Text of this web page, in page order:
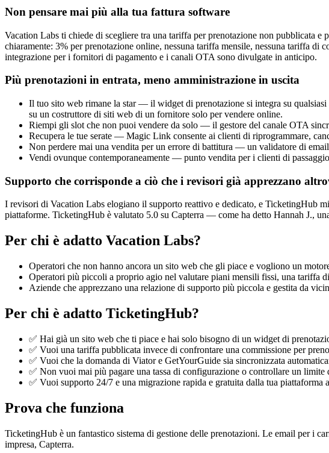
Non pensare mai più alla tua fattura software
Vacation Labs ti chiede di scegliere tra una tariffa per prenotazione non pubblicata
chiaramente: 3% per prenotazione online, nessuna tariffa mensile, nessuna tariffa
integrazione per i fornitori di pagamento e i canali OTA sono divulgate in anticipo.
Più prenotazioni in entrata, meno amministrazione in uscita
Il tuo sito web rimane la star — il widget di prenotazione si integra su
su un costruttore di siti web di un fornitore solo per vendere online.
Riempi gli slot che non puoi vendere da solo — il gestore del canale OTA
Recupera le tue serate — Magic Link consente ai clienti di riprogrammare,
Non perdere mai una vendita per un errore di battitura — un validatore di
Vendi ovunque contemporaneamente — punto vendita per i clienti di
Supporto che corrisponde a ciò che i revisori già apprezzano
I revisori di Vacation Labs elogiano il supporto reattivo e dedicato, e TicketingHub
piattaforme. TicketingHub è valutato 5.0 su Capterra — come ha detto Hannah J.,
Per chi è adatto Vacation Labs?
Operatori che non hanno ancora un sito web che gli piace e vogliono un
Operatori più piccoli a proprio agio nel valutare piani mensili fissi, una tariffa
Aziende che apprezzano una relazione di supporto più piccola e gestita da
Per chi è adatto TicketingHub?
✅ Hai già un sito web che ti piace e hai solo bisogno di un widget di
✅ Vuoi una tariffa pubblicata invece di confrontare una commissione per
✅ Vuoi che la domanda di Viator e GetYourGuide sia sincronizzata
✅ Non vuoi mai più pagare una tassa di configurazione o controllare un
✅ Vuoi supporto 24/7 e una migrazione rapida e gratuita dalla tua piattaforma
Prova che funziona
TicketingHub è un fantastico sistema di gestione delle prenotazioni. Le email per i
impresa, Capterra.